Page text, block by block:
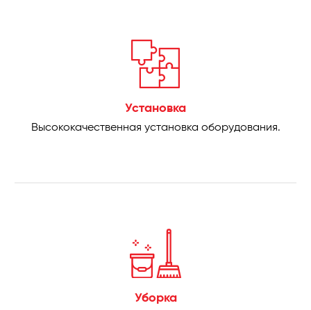
Установка
Высококачественная установка оборудования.
Уборка